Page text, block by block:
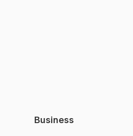
Business